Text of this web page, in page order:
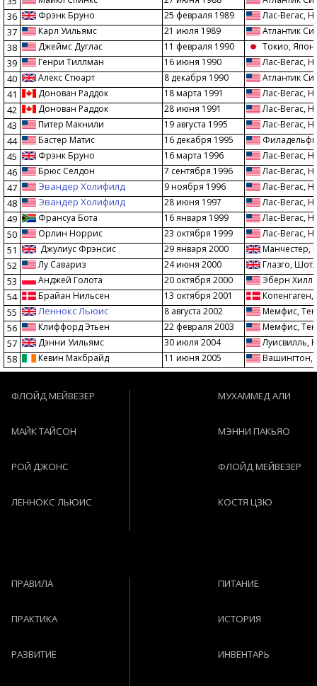
36 Фрэнк Бруно 25 февраля 1989 Лас-Вегас,
37 Карл Уильямс 21 июля 1989 Атлантик
38 Джеймс Дуглас 11 февраля 1990 Токио,
39 Генри Тиллман 16 июня 1990 Лас-Вегас,
40 Алекс Стюарт 8 декабря 1990 Атлантик
41 Донован Раддок 18 марта 1991 Лас-Вегас,
42 Донован Раддок 28 июня 1991 Лас-Вегас,
43 Питер Макнили 19 августа 1995 Лас-Вегас,
44 Бастер Матис 16 декабря 1995
45 Фрэнк Бруно 16 марта 1996 Лас-Вегас,
46 Брюс Селдон 7 сентября 1996 Лас-Вегас,
47 Эвандер Холифилд 9 ноября 1996 Лас-Вегас,
48 Эвандер Холифилд 28 июня 1997 Лас-Вегас,
49 Франсуа Бота 16 января 1999 Лас-Вегас,
50 Орлин Норрис 23 октября 1999 Лас-Вегас,
51 Джулиус Фрэнсис 29 января 2000 Манчестер,
52 Лу Савариз 24 июня 2000 Глазго,
53 Анджей Голота 20 октября 2000 Эбёрн
54 Брайан Нильсен 13 октября 2001
55 Леннокс Льюис 8 августа 2002 Мемфис,
56 Клиффорд Этьен 22 февраля 2003 Мемфис,
57 Дэнни Уильямс 30 июля 2004 Луисвилль,
58 Кевин Макбрайд 11 июня 2005 Вашингтон,
ФЛОЙД МЕЙВЕЗЕР
МАЙК ТАЙСОН
РОЙ ДЖОНС
ЛЕННОКС ЛЬЮИС
МУХАММЕД АЛИ
МЭННИ ПАКЬЯО
ФЛОЙД МЕЙВЕЗЕР
КОСТЯ ЦЗЮ
ПРАВИЛА
ПРАКТИКА
РАЗВИТИЕ
ПИТАНИЕ
ИСТОРИЯ
ИНВЕНТАРЬ